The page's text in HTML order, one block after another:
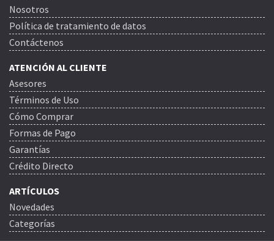
Nosotros
Política de tratamiento de datos
Contáctenos
ATENCIÓN AL CLIENTE
Asesores
Términos de Uso
Cómo Comprar
Formas de Pago
Garantías
Crédito Directo
ARTÍCULOS
Novedades
Categorías